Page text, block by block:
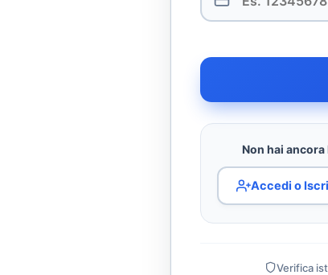
Non hai ancora
Accedi o
Verifica